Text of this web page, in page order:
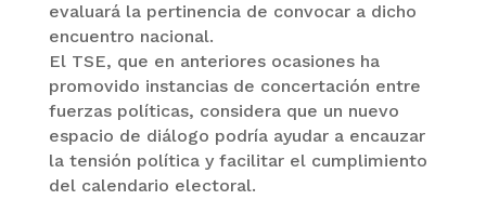
evaluará la pertinencia de convocar a dicho
encuentro nacional.
El TSE, que en anteriores ocasiones ha
promovido instancias de concertación entre
fuerzas políticas, considera que un nuevo
espacio de diálogo podría ayudar a encauzar
la tensión política y facilitar el cumplimiento
del calendario electoral.